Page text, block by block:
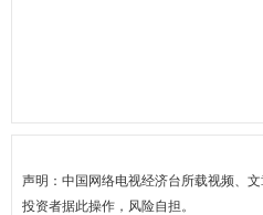
声明：中国网络电视经济台所载视频、
投资者据此操作，风险自担。